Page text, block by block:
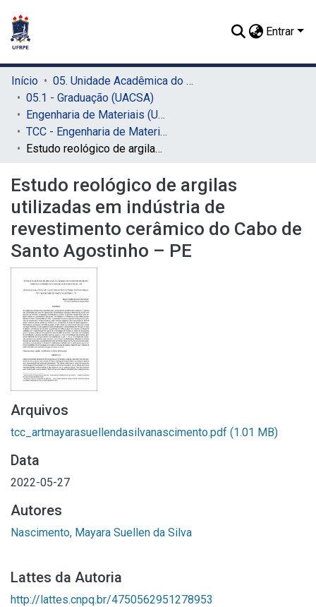
Entrar
Início
05. Unidade Acadêmica do Cabo de Santo Agostinho (UACSA)
05.1 - Graduação (UACSA)
Engenharia de Materiais (UACSA)
TCC - Engenharia de Materiais (UACSA)
Estudo reológico de argilas utilizadas em indústria de revestimento cerâmico do Cabo de Santo Agostinho – PE
Estudo reológico de argilas
utilizadas em indústria de
revestimento cerâmico do Cabo de
Santo Agostinho – PE
Arquivos
tcc_artmayarasuellendasilvanascimento.pdf (1.01 MB)
Data
2022-05-27
Autores
Nascimento, Mayara Suellen da Silva
Lattes da Autoria
http://lattes.cnpq.br/4750562951278953